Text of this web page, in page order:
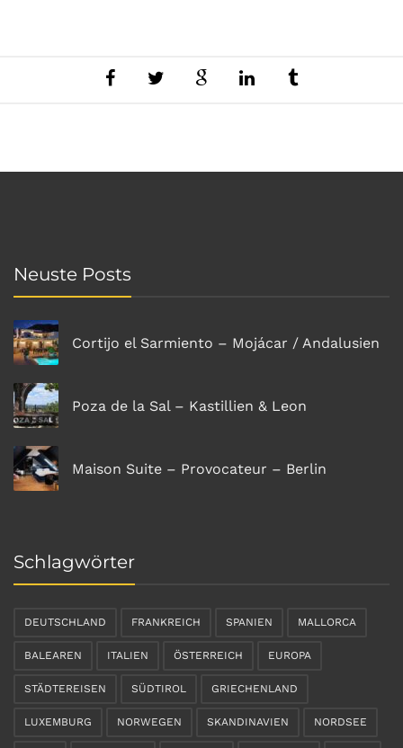
Neuste Posts
Cortijo el Sarmiento – Mojácar / Andalusien
Poza de la Sal – Kastillien & Leon
Maison Suite – Provocateur – Berlin
Schlagwörter
DEUTSCHLAND FRANKREICH SPANIEN MALLORCA
BALEAREN ITALIEN ÖSTERREICH EUROPA
STÄDTEREISEN SÜDTIROL GRIECHENLAND
LUXEMBURG NORWEGEN SKANDINAVIEN NORDSEE